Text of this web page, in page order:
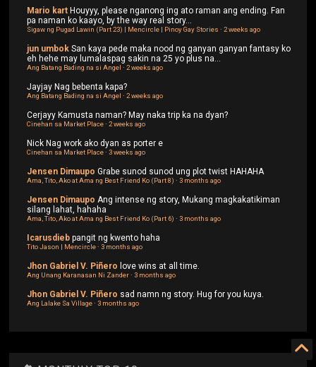
Mario kart Houyyy, please nganong ing ato raman ang ending. Fan
pa naman ko kaayo, by the way real story...
Sigaw ng Pugad Lawin (Part 23) | Mencircle | Pinoy Gay Stories ·2 weeks ago
jun umbok San kaya pede maka nood ng ganyan ganyan fantasy ko
eh hehe may lumalaspag sakin na 25 yo plus na...
Ang Batang Bading na si Angel ·2 weeks ago
Jayjay Nag bebenta kapa?
Ang Batang Bading na si Angel ·2 weeks ago
Cerjayy Kamusta naman? May naka trip ka na dyan?
Cinehan sa Market Place·2 weeks ago
Nick Nag work ako dyan as porter e
Cinehan sa Market Place·3 weeks ago
Jensen Dimaupo Grabe sunod sunod ung plot twist HAHAHA
Ama, Tito, Ako at Ama ng Best Friend Ko (Part 8) ·3 months ago
Jensen Dimaupo Ang intense ng story, Mukang magkakatikiman
silang lahat, hahaha
Ama, Tito, Ako at Ama ng Best Friend Ko (Part 6) ·3 months ago
Icarusdieb pangit ng kwento haha
Tito Jason | Mencircle·3 months ago
Jhon Gabriel V. Piñero love wins at all time.
Ang Unang Karanasan Ni Zander·3 months ago
Jhon Gabriel V. Piñero sad namn ng story. Hug for you kuya.
Ang Lalake Sa Village·3 months ago